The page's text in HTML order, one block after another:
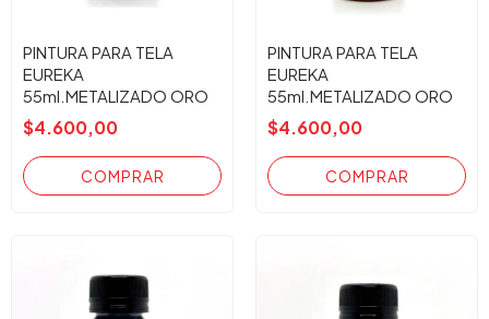
PINTURA PARA TELA
EUREKA
55ml.METALIZADO ORO
NEGRO 48
$4.600,00
PINTURA PARA TELA
EUREKA
55ml.METALIZADO ORO
ANTIGUO 45
$4.600,00